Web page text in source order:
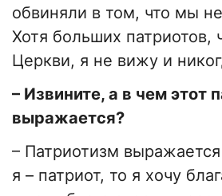
обвиняли в том, что мы
Хотя больших патриотов,
Церкви, я не вижу и
– Извините, а в чем этот
выражается?
– Патриотизм
я – патриот, то я хочу